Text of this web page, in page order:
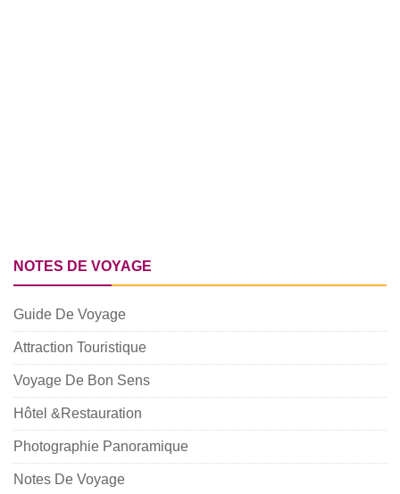
NOTES DE VOYAGE
Guide De Voyage
Attraction Touristique
Voyage De Bon Sens
Hôtel &Restauration
Photographie Panoramique
Notes De Voyage